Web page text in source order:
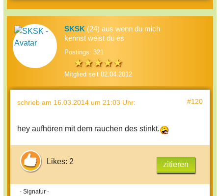
SKSK (24) aus wenn du mich
kennst weist du es
Postings: 321
Mitglied seit 02.04.2012
schrieb am 16.03.2014 um 21:03 Uhr: #120
hey aufhören mit dem rauchen des stinkt.
Likes: 2 zitieren
- Signatur -